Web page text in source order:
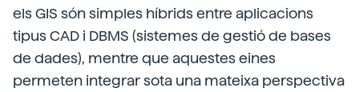
els GIS són simples híbrids entre aplicacions
tipus CAD i DBMS (sistemes de gestió de bases
de dades), mentre que aquestes eines
permeten integrar sota una mateixa perspectiva